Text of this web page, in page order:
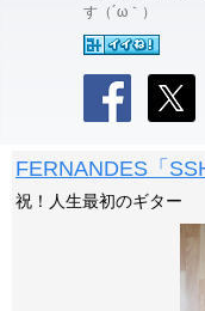
す（´ω｀）
FERNANDES「
祝！人生最初のギター